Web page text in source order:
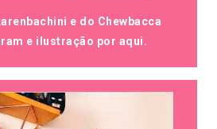
e do Chewbacca
e ilustração por aqui.